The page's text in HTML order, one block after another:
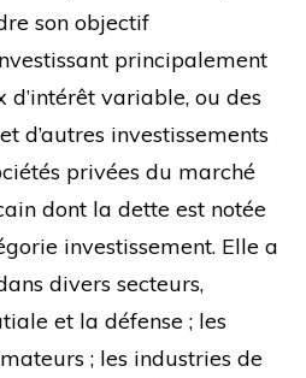
son objectif
principalement
variable, ou des
d’autres investissements
privées du marché
dont la dette est notée
investissement. Elle a
divers secteurs,
et la défense ; les
; les industries de